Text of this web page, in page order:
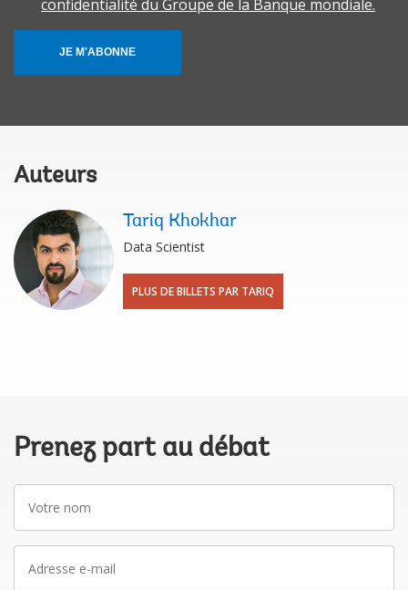
confidentialité du Groupe de la Banque mondiale.
JE M'ABONNE
Auteurs
Tariq Khokhar
Data Scientist
PLUS DE BILLETS PAR TARIQ
Prenez part au débat
nom